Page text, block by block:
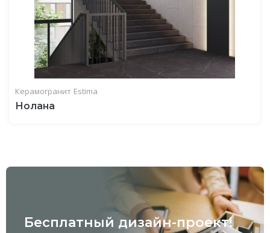
Керамогранит Estima
Нолана
Бесплатный дизайн-проект!